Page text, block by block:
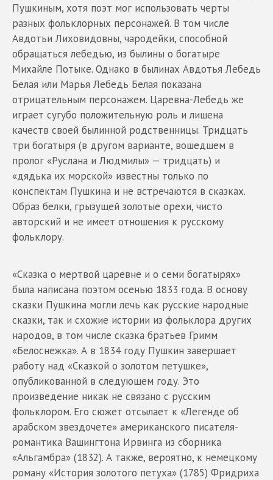
Пушкиным, хотя поэт мог использовать черты
разных фольклорных персонажей. В том числе
Авдотьи Лиховидовны, чародейки, способной
обращаться лебедью, из былины о богатыре
Михайле Потыке. Однако в былинах Авдотья Лебедь
Белая или Марья Лебедь Белая показана
отрицательным персонажем. Царевна-Лебедь же
играет сугубо положительную роль и лишена
качеств своей былинной родственницы. Тридцать
три богатыря (в другом варианте, вошедшем в
пролог «Руслана и Людмилы» — тридцать) и
«дядька их морской» известны только по
конспектам Пушкина и не встречаются в сказках.
Образ белки, грызущей золотые орехи, чисто
авторский и не имеет отношения к русскому
фольклору.
«Сказка о мертвой царевне и о семи богатырях»
была написана поэтом осенью 1833 года. В основу
сказки Пушкина могли лечь как русские народные
сказки, так и схожие истории из фольклора других
народов, в том числе сказка братьев Гримм
«Белоснежка». А в 1834 году Пушкин завершает
работу над «Сказкой о золотом петушке»,
опубликованной в следующем году. Это
произведение никак не связано с русским
фольклором. Его сюжет отсылает к «Легенде об
арабском звездочете» американского писателя-
романтика Вашингтона Ирвинга из сборника
«Альгамбра» (1832). А также, вероятно, к немецкому
роману «История золотого петуха» (1785) Фридриха